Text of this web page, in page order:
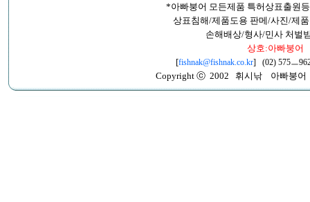
*아빠붕어 모든제품 특허상표출원
상표침해/제품도용 판메/사진/제
손해배상/형사/민사 처벌
상호:아빠붕어
[fishnak@fishnak.co.kr] (02) 575ㅡ
Copyright ⓒ 2002 휘시낚 아빠붕어